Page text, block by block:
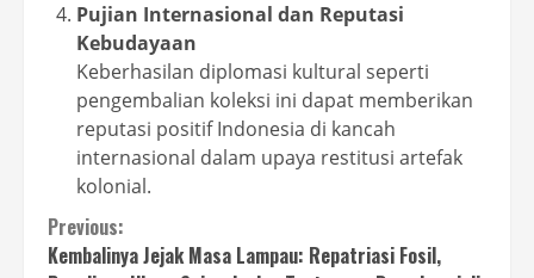
Pujian Internasional dan Reputasi
Kebudayaan
Keberhasilan diplomasi kultural seperti
pengembalian koleksi ini dapat memberikan
reputasi positif Indonesia di kancah
internasional dalam upaya restitusi artefak
kolonial.
Continue
Previous:
Kembalinya Jejak Masa Lampau: Repatriasi Fosil,